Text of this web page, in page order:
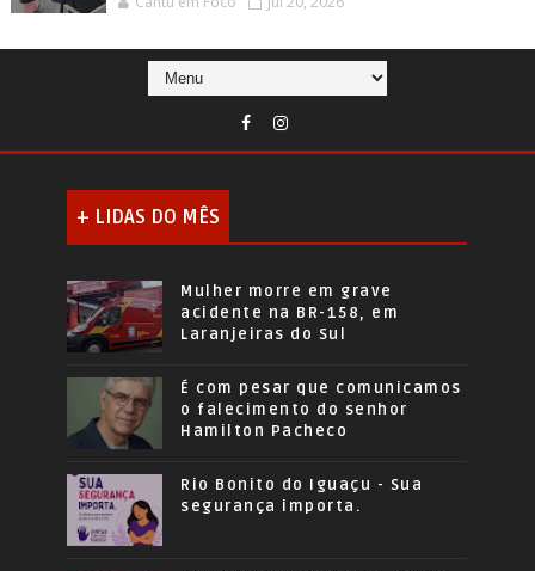
+ LIDAS DO MÊS
Mulher morre em grave
acidente na BR-158, em
Laranjeiras do Sul
É com pesar que comunicamos
o falecimento do senhor
Hamilton Pacheco
Rio Bonito do Iguaçu - Sua
segurança importa.